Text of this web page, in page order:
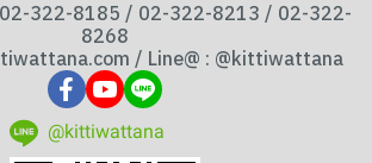
322-8185 / 02-322-8213 / 02-322-
8268
/ Line@ : @kittiwattana
@kittiwattana